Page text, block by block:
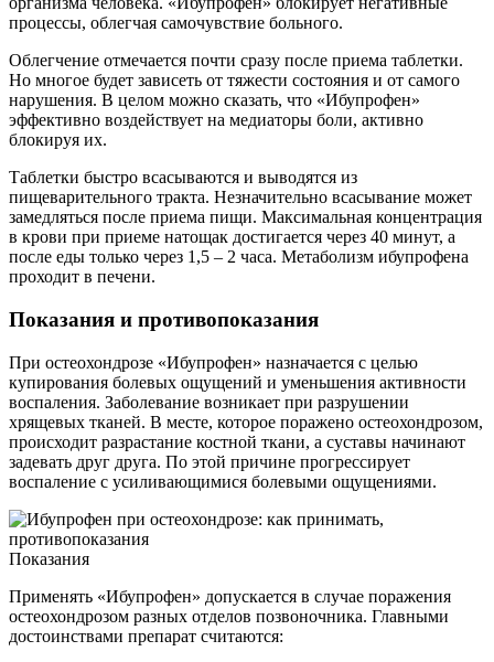
процессы, облегчая самочувствие больного.
Облегчение отмечается почти сразу после приема таблетки.
Но многое будет зависеть от тяжести состояния и от самого
нарушения. В целом можно сказать, что «Ибупрофен»
эффективно воздействует на медиаторы боли, активно
блокируя их.
Таблетки быстро всасываются и выводятся из
пищеварительного тракта. Незначительно всасывание может
замедляться после приема пищи. Максимальная концентрация
в крови при приеме натощак достигается через 40 минут, а
после еды только через 1,5 – 2 часа. Метаболизм ибупрофена
проходит в печени.
Показания и противопоказания
При остеохондрозе «Ибупрофен» назначается с целью
купирования болевых ощущений и уменьшения активности
воспаления. Заболевание возникает при разрушении
хрящевых тканей. В месте, которое поражено остеохондрозом,
происходит разрастание костной ткани, а суставы начинают
задевать друг друга. По этой причине прогрессирует
воспаление с усиливающимися болевыми ощущениями.
Показания
Применять «Ибупрофен» допускается в случае поражения
остеохондрозом разных отделов позвоночника. Главными
достоинствами препарат считаются: